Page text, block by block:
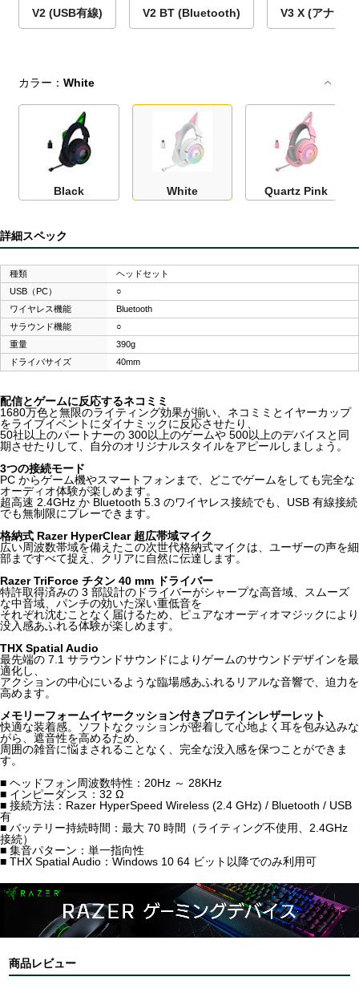
V2 (USB有線) V2 BT (Bluetooth) V3 X (アナロ
カラー：White
Black White Quartz Pink
詳細スペック
種類
ヘッドセット
USB（PC）
○
ワイヤレス機能
Bluetooth
サラウンド機能
○
重量
390g
ドライバサイズ
40mm
配信とゲームに反応するネコミミ
1680万色と無限のライティング効果が揃い、ネコミミとイヤーカップ
をライブイベントにダイナミックに反応させたり、
50社以上のパートナーの 300以上のゲームや 500以上のデバイスと同
期させたりして、自分のオリジナルスタイルをアピールしましょう。
3つの接続モード
PC からゲーム機やスマートフォンまで、どこでゲームをしても完全な
オーディオ体験が楽しめます。
超高速 2.4GHz か Bluetooth 5.3 のワイヤレス接続でも、USB 有線接続
でも無制限にプレーできます。
格納式 Razer HyperClear 超広帯域マイク
広い周波数帯域を備えたこの次世代格納式マイクは、ユーザーの声を細
部まですべて捉え、クリアに自然に伝達します。
Razer TriForce チタン 40 mm ドライバー
特許取得済みの 3 部設計のドライバーがシャープな高音域、スムーズ
な中音域、パンチの効いた深い重低音を
それぞれ沈むことなく届けるため、ピュアなオーディオマジックにより
没入感あふれる体験が楽しめます。
THX Spatial Audio
最先端の 7.1 サラウンドサウンドによりゲームのサウンドデザインを最
適化し、
アクションの中心にいるような臨場感あふれるリアルな音響で、迫力を
高めます。
メモリーフォームイヤークッション付きプロテインレザーレット
快適な装着感。ソフトなクッションが密着して心地よく耳を包み込みな
がら、遮音性を高めるため、
周囲の雑音に悩まされることなく、完全な没入感を保つことができま
す。
■ ヘッドフォン周波数特性：20Hz ～ 28KHz
■ インピーダンス：32 Ω
■ 接続方法：Razer HyperSpeed Wireless (2.4 GHz) / Bluetooth / USB
有
■ バッテリー持続時間：最大 70 時間（ライティング不使用、2.4GHz
接続）
■ 集音パターン：単一指向性
■ THX Spatial Audio：Windows 10 64 ビット以降でのみ利用可
商品レビュー